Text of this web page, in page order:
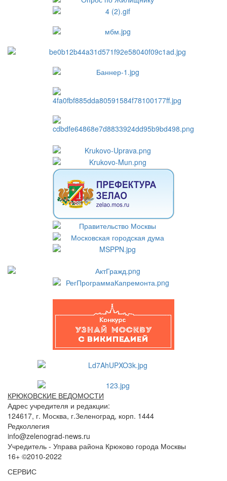
КРЮКОВСКИЕ ВЕДОМОСТИ
Адрес учредителя и редакции:
124617, г. Москва, г.Зеленоград, корп. 1444
Редколлегия
info@zelenograd-news.ru
Учредитель - Управа района Крюково города Москвы
16+ ©2010-2022
СЕРВИС